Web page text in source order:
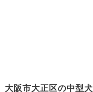
大阪市大正区の中型